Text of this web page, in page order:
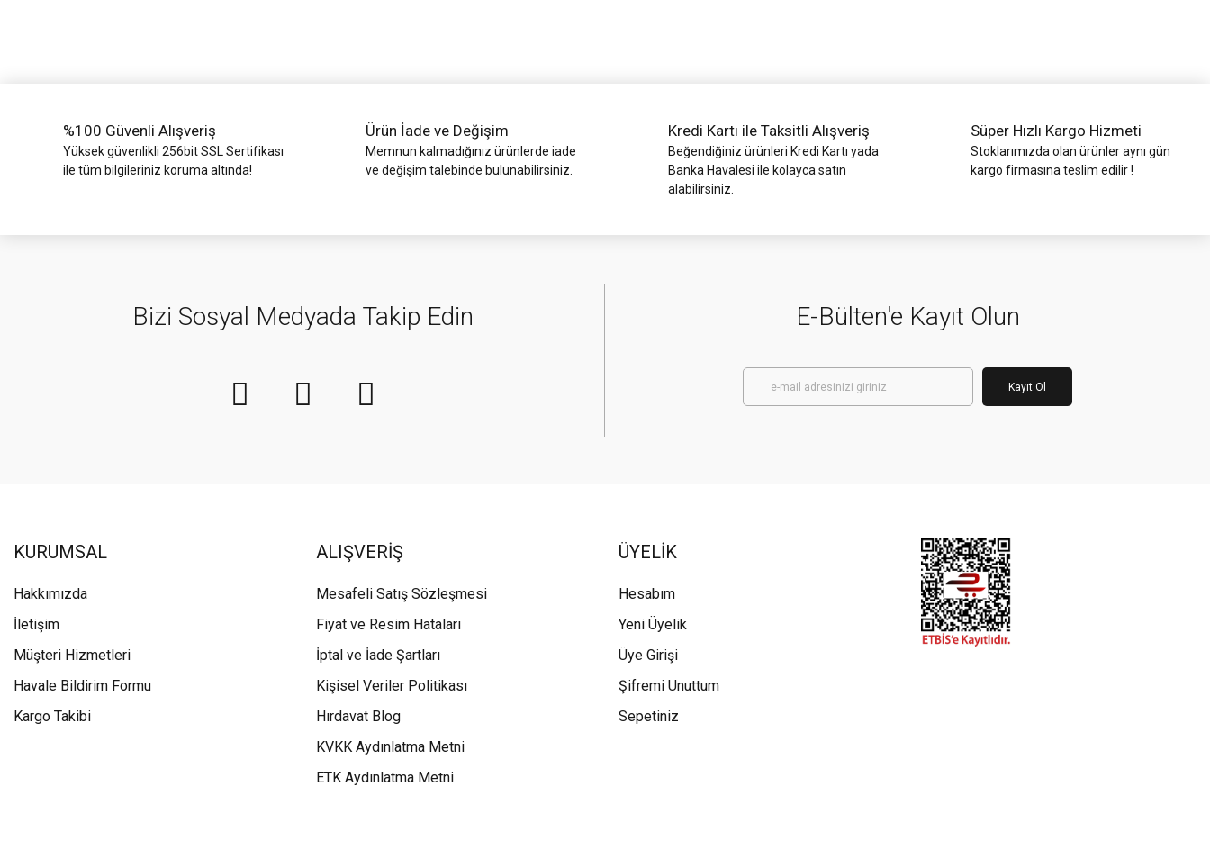
%100 Güvenli Alışveriş
Yüksek güvenlikli 256bit SSL Sertifikası
ile tüm bilgileriniz koruma altında!
Ürün İade ve Değişim
Memnun kalmadığınız ürünlerde iade
ve değişim talebinde bulunabilirsiniz.
Kredi Kartı ile Taksitli Alışveriş
Beğendiğiniz ürünleri Kredi Kartı yada
Banka Havalesi ile kolayca satın
alabilirsiniz.
Süper Hızlı Kargo Hizmeti
Stoklarımızda olan ürünler aynı gün
kargo firmasına teslim edilir !
Bizi Sosyal Medyada Takip Edin E-Bülten'e Kayıt Olun
Kayıt Ol
KURUMSAL
Hakkımızda
İletişim
Müşteri Hizmetleri
Havale Bildirim Formu
Kargo Takibi
ALIŞVERİŞ
Mesafeli Satış Sözleşmesi
Fiyat ve Resim Hataları
İptal ve İade Şartları
Kişisel Veriler Politikası
Hırdavat Blog
KVKK Aydınlatma Metni
ETK Aydınlatma Metni
ÜYELİK
Hesabım
Yeni Üyelik
Üye Girişi
Şifremi Unuttum
Sepetiniz